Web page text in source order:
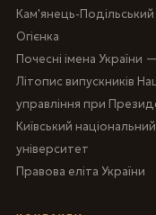
Кам'янець-Подільський
Огієнка
Почесні імена України
Літопис випускників
управління при
Київський
університет
Правова еліта України